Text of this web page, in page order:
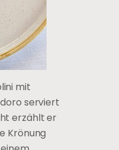
mit
serviert
erzählt er
Krönung